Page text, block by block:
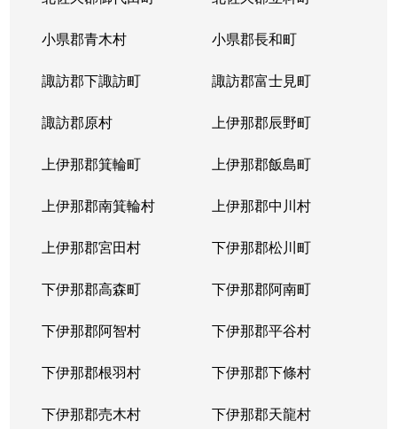
（大字なし）
岡谷
小県郡青木村 小県郡長和町
諏訪郡下諏訪町 諏訪郡富士見町
諏訪郡原村 上伊那郡辰野町
上伊那郡箕輪町 上伊那郡飯島町
上伊那郡南箕輪村 上伊那郡中川村
上伊那郡宮田村 下伊那郡松川町
下伊那郡高森町 下伊那郡阿南町
下伊那郡阿智村 下伊那郡平谷村
下伊那郡根羽村 下伊那郡下條村
下伊那郡売木村 下伊那郡天龍村